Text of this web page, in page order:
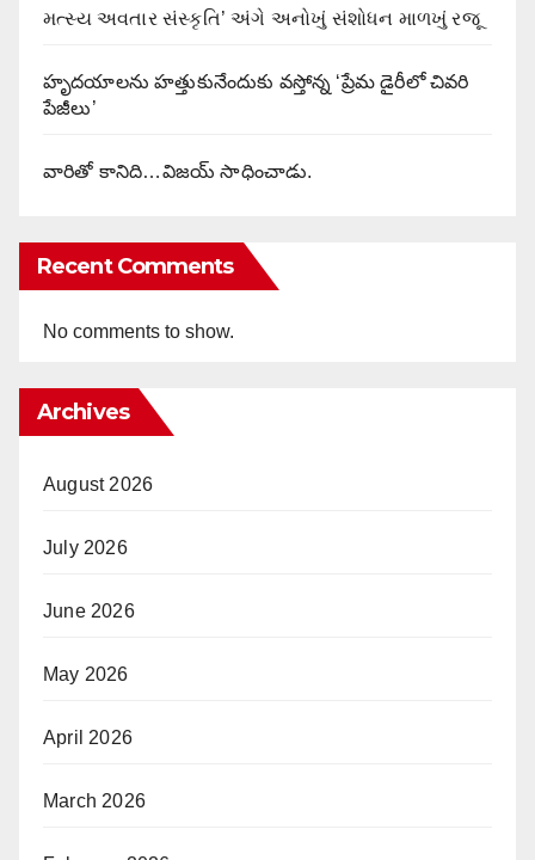
મત્સ્ય અવતાર સંસ્કૃતિ’ અંગે અનોખું સંશોધન માળખું રજૂ
హృదయాలను హత్తుకునేందుకు వస్తోన్న ‘ప్రేమ డైరీలో చివరి
పేజీలు’
వారితో కానిది…విజయ్ సాధించాడు.
Recent Comments
No comments to show.
Archives
August 2026
July 2026
June 2026
May 2026
April 2026
March 2026